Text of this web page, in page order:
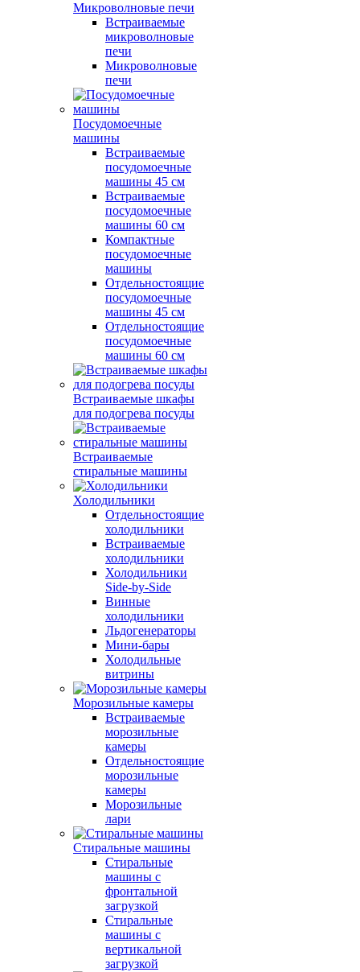
Микроволновые печи
Встраиваемые
микроволновые
печи
Микроволновые
печи
Посудомоечные
машины
Встраиваемые
посудомоечные
машины 45 см
Встраиваемые
посудомоечные
машины 60 см
Компактные
посудомоечные
машины
Отдельностоящие
посудомоечные
машины 45 см
Отдельностоящие
посудомоечные
машины 60 см
Встраиваемые шкафы
для подогрева посуды
Встраиваемые
стиральные машины
Холодильники
Отдельностоящие
холодильники
Встраиваемые
холодильники
Холодильники
Side-by-Side
Винные
холодильники
Льдогенераторы
Мини-бары
Холодильные
витрины
Морозильные камеры
Встраиваемые
морозильные
камеры
Отдельностоящие
морозильные
камеры
Морозильные
лари
Стиральные машины
Стиральные
машины с
фронтальной
загрузкой
Стиральные
машины с
вертикальной
загрузкой